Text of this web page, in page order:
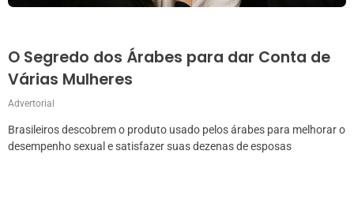
O Segredo dos Árabes para dar Conta de
Várias Mulheres
Advertorial
Brasileiros descobrem o produto usado pelos árabes para melhorar o
desempenho sexual e satisfazer suas dezenas de esposas